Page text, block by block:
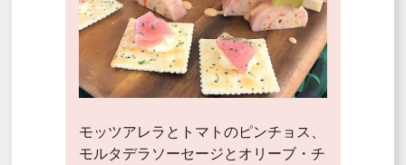
モッツアレラとトマトのピンチョス、
モルタデラソーセージとオリーブ・チ